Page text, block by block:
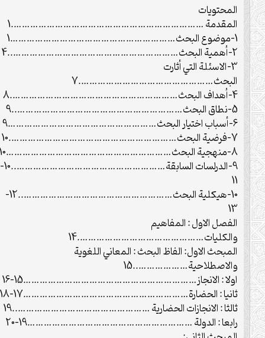
المحتويات
المقدمة …………………………………………………………….1
1-موضوع البحث……………………………………………………1
2-أهمية البحث……………………………………………………..4
3-الاسئلة التي أثارت
البحث………………………………………….7
4-أهداف البحث…………………………………………………….8
7-فرضية البحث…………………………………………………….10
8-منهجية البحث……………………………………………………10
9-الدرلسات السابقة………………………………………………..10-
11
10-هيكلية البحث………………………………………………..12-
13
الفصل الاول : المفاهيم
والكليات……………………………………….14
المبحث الاول: الفاظ البحث : المعاني اللغوية
والاصطلاحية………………..15
اولا : الانجاز………………………………………………………15-16
ثانيا : الحضارة……………………………………………………17-18
ثالثا : الانجازات الحضارية …………………………………………..19
رابعا : الدولة ……………………………………………………19-20